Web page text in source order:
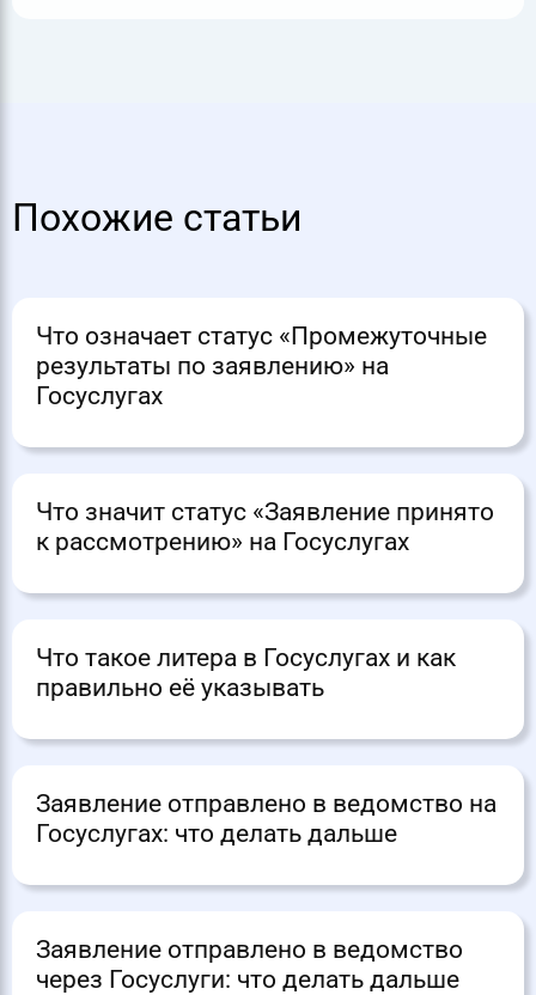
Похожие статьи
Что означает статус «Промежуточные
результаты по заявлению» на
Госуслугах
Что значит статус «Заявление принято
к рассмотрению» на Госуслугах
Что такое литера в Госуслугах и как
правильно её указывать
Заявление отправлено в ведомство на
Госуслугах: что делать дальше
Заявление отправлено в ведомство
через Госуслуги: что делать дальше